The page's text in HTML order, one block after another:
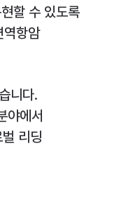
할 수 있도록
항암
니다.
야에서
리딩